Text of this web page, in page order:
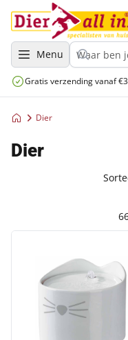
Menu
Gratis verzending vanaf
Dier
Dier